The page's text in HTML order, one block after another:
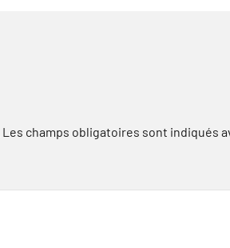
Les champs obligatoires sont indiqués